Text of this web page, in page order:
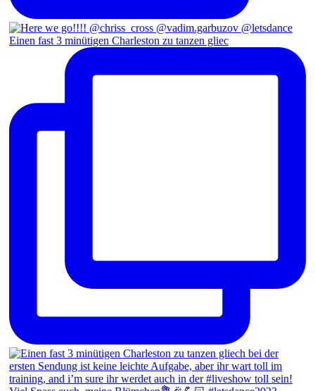
Einen fast 3 minütigen Charleston zu tanzen gliec